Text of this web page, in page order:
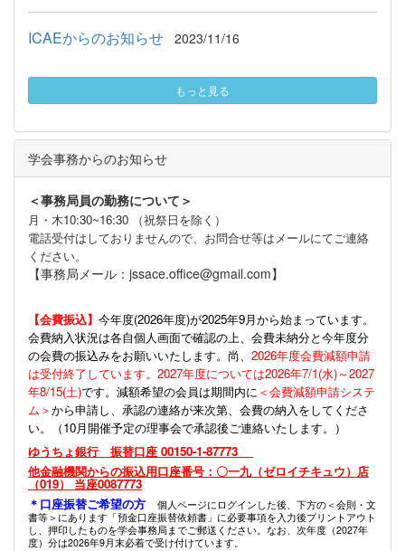
ICAEからのお知らせ 2023/11/16
もっと見る
学会事務からのお知らせ
＜事務局員の勤務について＞
月・木10:30~16:30 （祝祭日を除く）
電話受付はしておりませんので、お問合せ等はメールにてご連絡
ください。
【事務局メール：jssace.office@gmail.com】
【会費振込】 今年度(2026年度)が2025年9月から始まっています。
会費納入状況は各自個人画面で確認の上、会費未納分と今年度分
の会費の振込みをお願いいたします。尚、 2026年度会費減額申請
は受付終了しています。2027年度については2026年7/1(水)～2027
年8/15(土)です。減額希望の会員は期間内に ＜会費減額申請システ
ム＞から申請し、承認の連絡が来次第、会費の納入をしてくださ
い。（10月開催予定の理事会で承認後ご連絡いたします。）
ゆうちょ銀行 振替口座 00150-1-87773
他金融機関からの振込用口座番号：〇一九（ゼロイチキュウ）店
（019） 当座0087773
＊口座振替ご希望の方
個人ページにログインした後、下方の＜会則・文
書等＞にあります「預金口座振替依頼書」に必要事項を入力後プリントアウト
し、押印したものを学会事務局までご郵送ください。なお、次年度（2027年
度）分は2026年9月末必着で受け付けています。